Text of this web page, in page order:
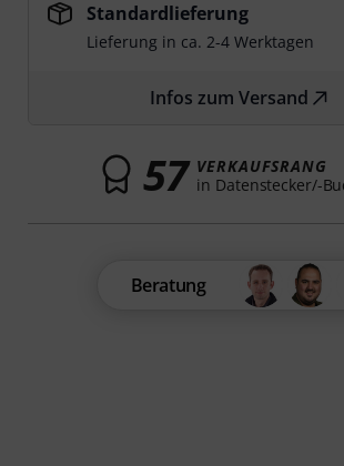
Standardlieferung
Lieferung in ca. 2-4 Werktagen
Infos zum Versand
57 VERKAUFSRANG
in Datenstecker/-
Beratung